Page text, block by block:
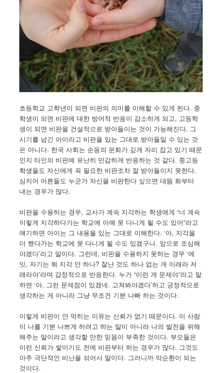
초등학교 고학년이 되면 비판의 의미를 이해할 수 있게 된다. 중
학생이 되면 비판에 대한 방어적 반응이 감소하게 되고, 고등학
생이 되면 비판을 건설적으로 받아들이는 것이 가능해진다. 그
시기를 넘긴 아이라고 비판을 있는 그대로 받아들일 수 있는 것
은 아니다. 한국 사회는 순응의 문화가 깊게 자리 잡고 있기 때문
인지 타인의 비판에 유난히 민감하게 반응하는 것 같다. 중고등
학생들도 자신에게 꼭 필요한 비판조차 잘 받아들이지 못한다.
심지어 어른들도 누군가 자신을 비판한다 싶으면 대뜸 화부터
내는 경우가 많다.
비판을 수용하는 경우, 교사가 계속 지각하는 학생에게 “너 계속
이렇게 지각하다가는 학교에 아예 못 다니게 될 수도 있어”라고
얘기하면 아이는 그 내용을 있는 그대로 이해한다. ‘아, 지각을
더 했다가는 학교에 못 다니게 될 수도 있겠구나. 앞으로 조심해
야겠다’라고 말이다. 그런데, 비판을 수용하지 못하는 경우 ‘에
잇, 자기는 뭐 지각 안 하나? 잘난 것도 하나 없는 게 이래라 저
래라야’라며 감정적으로 반응한다. 누가 “이런 게 문제야”라고 말
하면 ‘아, 그런 문제점이 있겠네. 고쳐봐야겠다’하고 긍정적으로
생각하는 게 아니라 그냥 무조건 기분 나빠 하는 것이다.
이렇게 비판이 안 먹히는 이유는 신뢰가 없기 때문이다. 이 사람
이 나를 기분 나쁘게 하려고 하는 말이 아니라 나의 발전을 위해
해주는 말이라고 생각할 만한 믿음이 부족한 것이다. 부모들은
이런 신뢰가 쌓이기도 전에 비판부터 하는 경우가 많다. 그것도
아주 극단적인 비난을 섞어서 말이다. 그러니까 악순환이 되는
것이다.